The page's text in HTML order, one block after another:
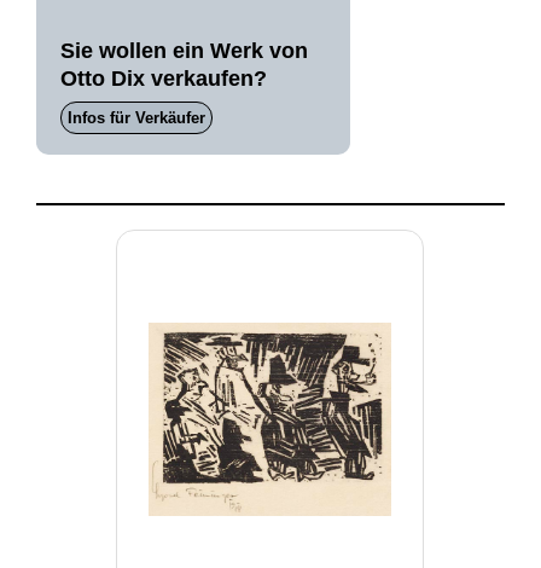
Sie wollen ein Werk von
Otto Dix verkaufen?
Infos für Verkäufer